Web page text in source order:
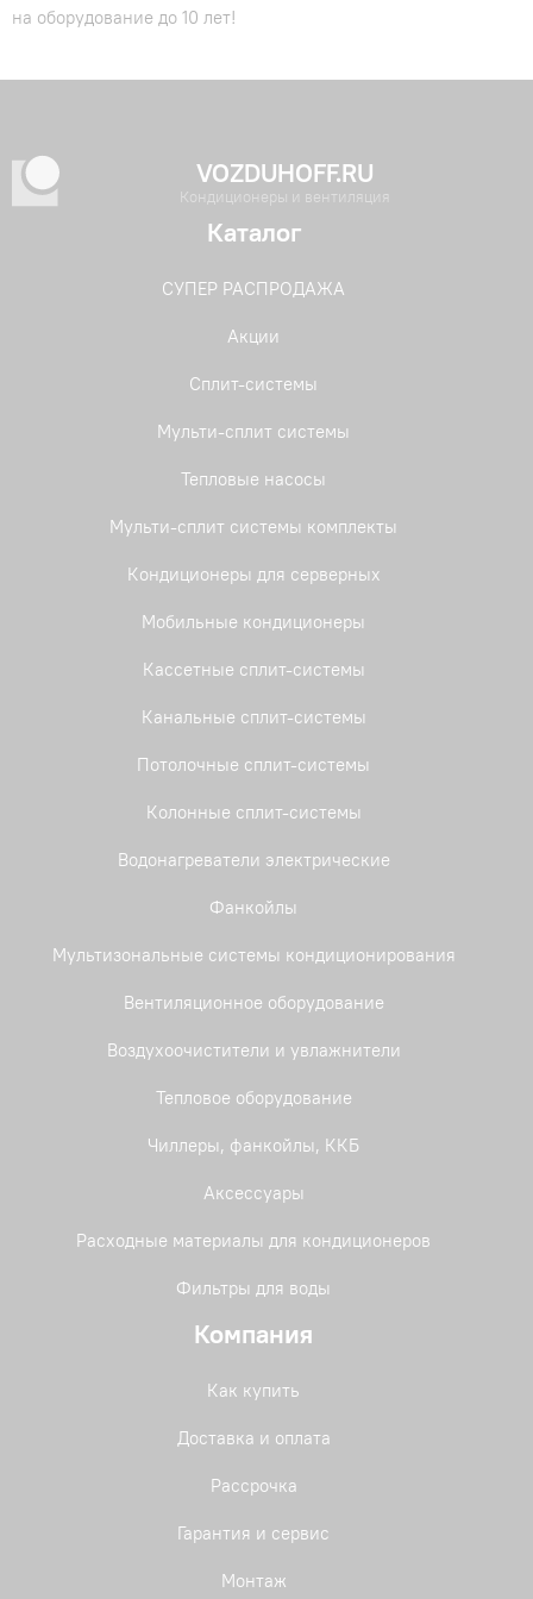
на оборудование до 10 лет!
VOZDUHOFF.RU
Кондиционеры и вентиляция
Каталог
СУПЕР РАСПРОДАЖА
Акции
Сплит-системы
Мульти-сплит системы
Тепловые насосы
Мульти-сплит системы комплекты
Кондиционеры для серверных
Мобильные кондиционеры
Кассетные сплит-системы
Канальные сплит-системы
Потолочные сплит-системы
Колонные сплит-системы
Водонагреватели электрические
Фанкойлы
Мультизональные системы кондиционирования
Вентиляционное оборудование
Воздухоочистители и увлажнители
Тепловое оборудование
Чиллеры, фанкойлы, ККБ
Аксессуары
Расходные материалы для кондиционеров
Фильтры для воды
Компания
Как купить
Доставка и оплата
Рассрочка
Гарантия и сервис
Монтаж